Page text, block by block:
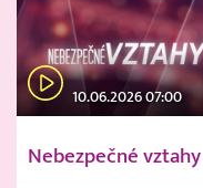
10.06.2026 07:00
Nebezpečné vztahy